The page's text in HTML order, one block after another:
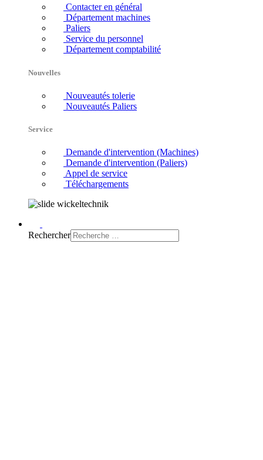
Contacter en général
Département machines
Paliers
Service du personnel
Département comptabilité
Nouvelles
Nouveautés tolerie
Nouveautés Paliers
Service
Demande d'intervention (Machines)
Demande d'intervention (Paliers)
Appel de service
Téléchargements
Rechercher